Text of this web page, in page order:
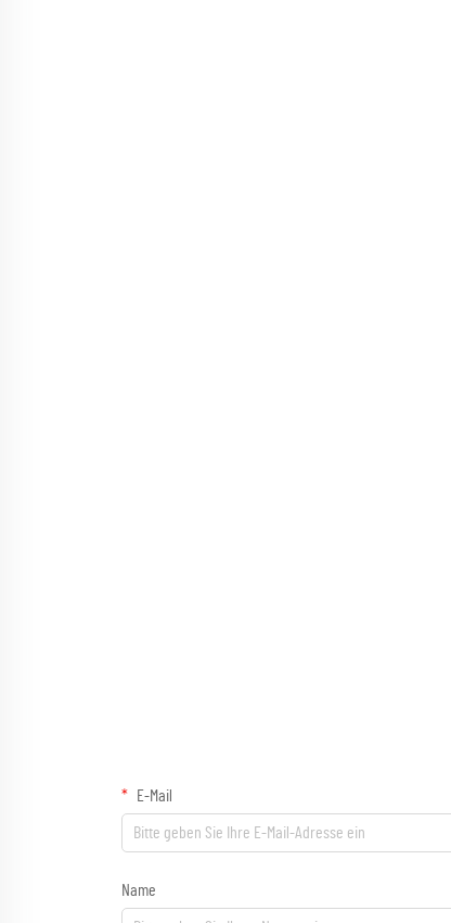
E-Mail
Name